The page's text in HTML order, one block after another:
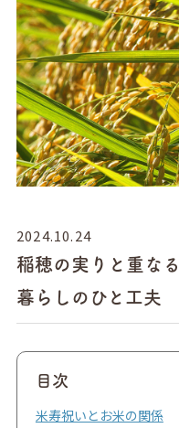
2024.10.24
稲穂の実りと重な
暮らしのひと工夫
目次
米寿祝いとお米の関係